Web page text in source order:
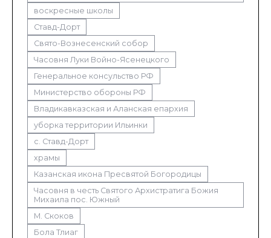
воскресные школы
Ставд-Дорт
Свято-Вознесенский собор
Часовня Луки Войно-Ясенецкого
Генеральное консульство РФ
Министерство обороны РФ
Владикавказская и Аланская епархия
уборка территории Ильинки
с. Ставд-Дорт
храмы
Казанская икона Пресвятой Богородицы
Часовня в честь Святого Архистратига Божия
Михаила пос. Южный
М. Скоков
Бола Тлиаг